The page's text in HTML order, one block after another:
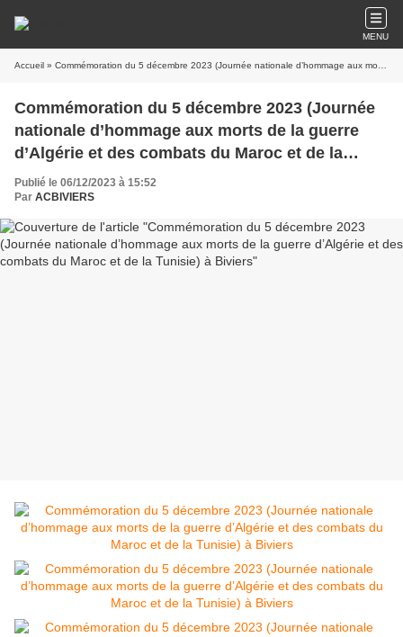
MENU
Accueil » Commémoration du 5 décembre 2023 (Journée nationale d’hommage aux morts de la guerre d’Algérie et des combats du Maroc et de la Tunisie) à Biviers
Commémoration du 5 décembre 2023 (Journée
nationale d’hommage aux morts de la guerre
d’Algérie et des combats du Maroc et de la
Tunisie) à Biviers
Publié le 06/12/2023 à 15:52
Par ACBIVIERS